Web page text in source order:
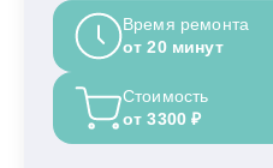
Время ремонта
от 20 минут
Стоимость
от 3300 ₽